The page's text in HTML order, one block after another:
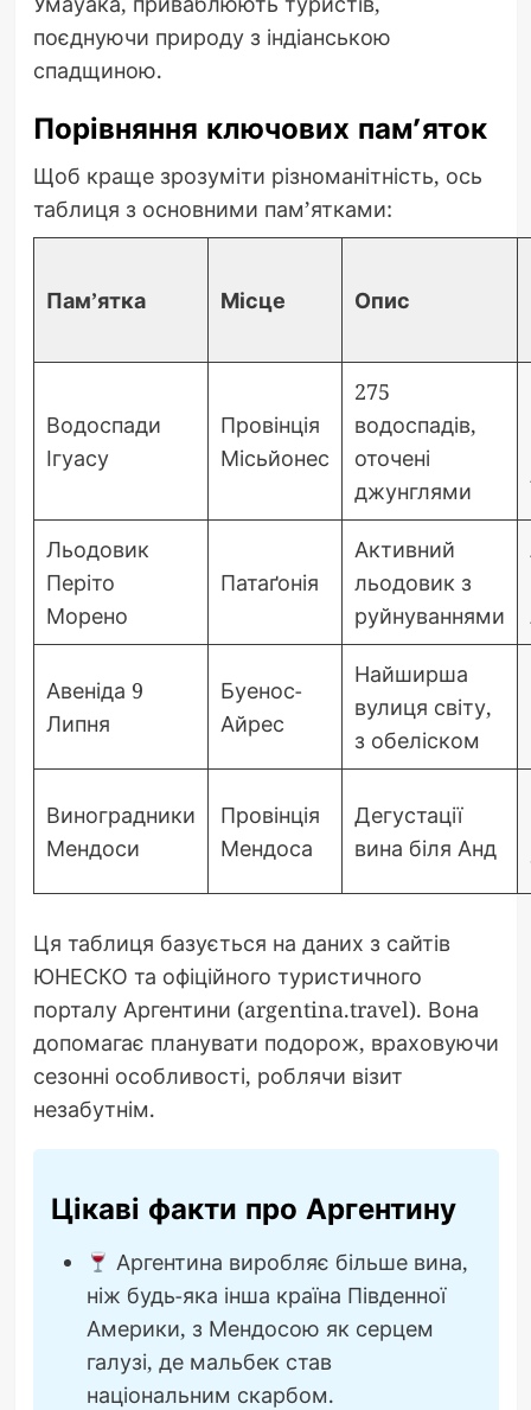
поєднуючи природу з індіанською
спадщиною.
Порівняння ключових пам’яток
Щоб краще зрозуміти різноманітність, ось
таблиця з основними пам’ятками:
Пам’ятка Місце Опис
Водоспади
Ігуасу
Провінція
Місьйонес
275
водоспадів,
оточені
джунглями
Льодовик
Періто
Морено
Патаґонія
Активний
льодовик з
руйнуваннями
Авеніда 9
Липня
Буенос-
Айрес
Найширша
вулиця світу,
з обеліском
Виноградники
Мендоси
Провінція
Мендоса
Дегустації
вина біля Анд
Ця таблиця базується на даних з сайтів
ЮНЕСКО та офіційного туристичного
порталу Аргентини (argentina.travel). Вона
допомагає планувати подорож, враховуючи
сезонні особливості, роблячи візит
незабутнім.
Цікаві факти про Аргентину
Аргентина виробляє більше вина,
ніж будь-яка інша країна Південної
Америки, з Мендосою як серцем
галузі, де мальбек став
національним скарбом.